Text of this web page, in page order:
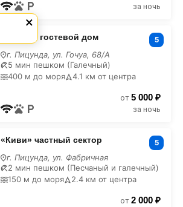
за ночь
«Дамей» гостевой дом 5
г. Пицунда, ул. Гочуа, 68/А
5 мин пешком (Галечный)
400 м до моря
4.1 км от центра
от 5 000 ₽
за ночь
«Киви» частный сектор 5
г. Пицунда, ул. Фабричная
2 мин пешком (Песчаный и галечный)
150 м до моря
2.4 км от центра
от 2 000 ₽
×